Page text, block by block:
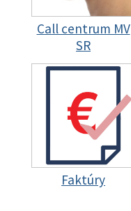
Call centrum MV
SR
Faktúry